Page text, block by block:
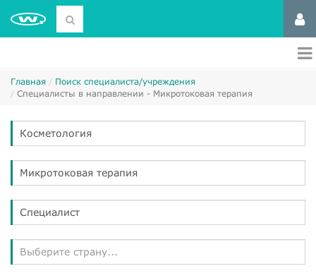
Главная
Поиск специалиста/учреждения
Специалисты в направлении - Микротоковая терапия
Косметология
Микротоковая терапия
Специалист
Выберите страну...